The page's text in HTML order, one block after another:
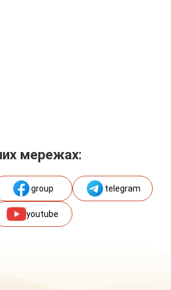
мережах:
group telegram
youtube